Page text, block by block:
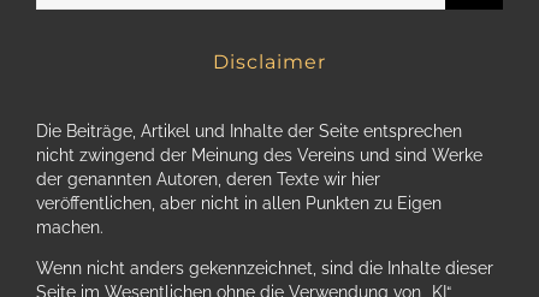
Disclaimer
Die Beiträge, Artikel und Inhalte der Seite entsprechen
nicht zwingend der Meinung des Vereins und sind Werke
der genannten Autoren, deren Texte wir hier
veröffentlichen, aber nicht in allen Punkten zu Eigen
machen.
Wenn nicht anders gekennzeichnet, sind die Inhalte dieser
Seite im Wesentlichen ohne die Verwendung von „KI“